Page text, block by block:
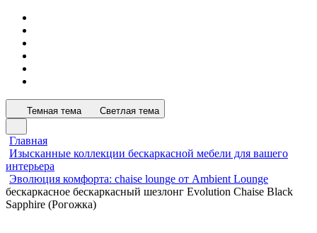
Темная тема Светлая тема
Главная
Изысканные коллекции бескаркасной мебели для вашего
интерьера
Эволюция комфорта: chaise lounge от Ambient Lounge
бескаркасное бескаркасный шезлонг Evolution Chaise Black
Sapphire (Рогожка)